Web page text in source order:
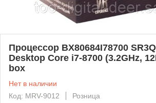
Процессор BX80684I78700
Desktop Core i7-8700 (3.2GHz,
box
Нет в наличии
Код: MRV-9012
Розница